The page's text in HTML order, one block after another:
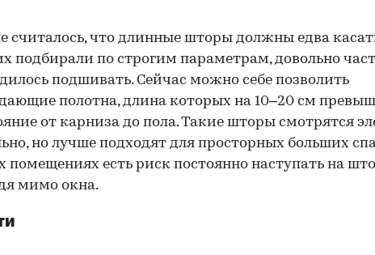
считалось, что длинные шторы должны едва
подбирали по строгим параметрам, довольно
подшивать. Сейчас можно себе позволить
полотна, длина которых на 10–20 см
от карниза до пола. Такие шторы смотрятся
но лучше подходят для просторных больших
помещениях есть риск постоянно наступать на
мимо окна.